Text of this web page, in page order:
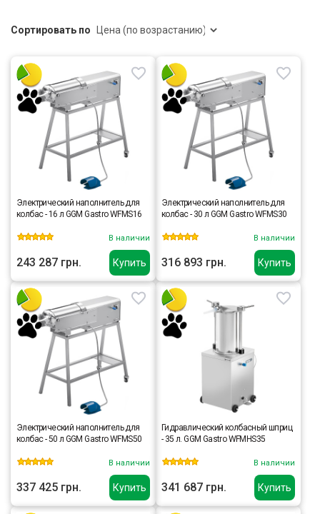
Сортировать по
Купить
Электрический наполнитель для
колбас - 16 л GGM Gastro WFMS16
В наличии
243 287 грн. Купить
Электрический наполнитель для
колбас - 30 л GGM Gastro WFMS30
В наличии
316 893 грн.
Купить
Электрический наполнитель для
колбас - 50 л GGM Gastro WFMS50
В наличии
337 425 грн. Купить
Гидравлический колбасный шприц
- 35 л. GGM Gastro WFMHS35
В наличии
341 687 грн.